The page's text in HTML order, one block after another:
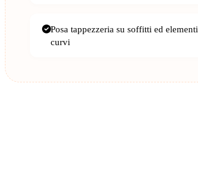
Posa tappezzeria su soffitti ed elementi
curvi